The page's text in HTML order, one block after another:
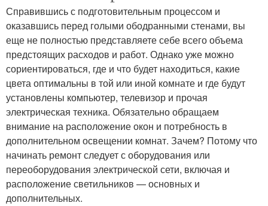
Справившись с подготовительным процессом и
оказавшись перед голыми ободранными стенами, вы
еще не полностью представляете себе всего объема
предстоящих расходов и работ. Однако уже можно
сориентироваться, где и что будет находиться, какие
цвета оптимальны в той или иной комнате и где будут
установлены компьютер, телевизор и прочая
электрическая техника. Обязательно обращаем
внимание на расположение окон и потребность в
дополнительном освещении комнат. Зачем? Потому что
начинать ремонт следует с оборудования или
переоборудования электрической сети, включая и
расположение светильников — основных и
дополнительных.